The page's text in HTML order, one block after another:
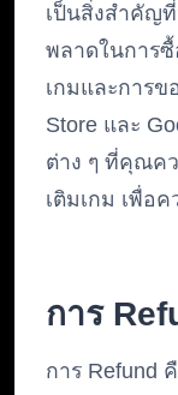
เป็นสิ่งสำคัญ
พลาดในการ
เกมและการ
Store และ
ต่าง ๆ ที่คุณค
เติมเกม เพื่อ
การ
การ Refund